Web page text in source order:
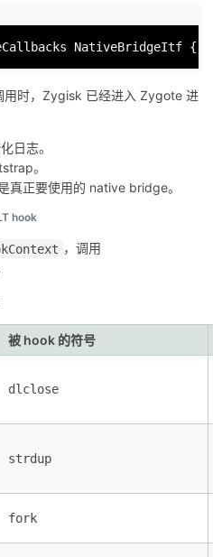
NativeBridgeItf
用时，Zygisk 已经进入 Zygote 进
日志。
。
真正要使用的 native bridge。
hook
，调用
被 hook 的符号
dlclose
strdup
fork